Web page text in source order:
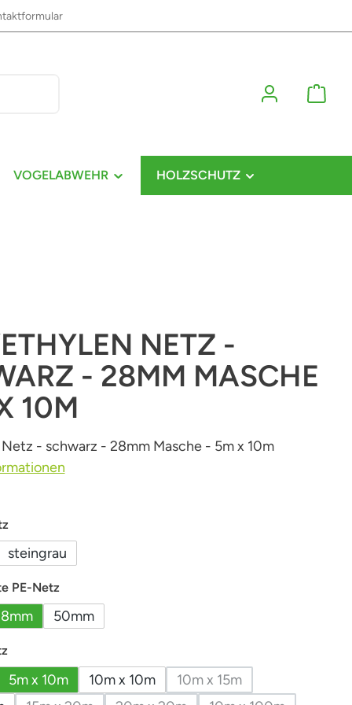
VOGELABWEHR HOLZSCHUTZ
NETZ -
- 28MM MASCHE
10M
- schwarz - 28mm Masche - 5m x 10m
auswählen
steingrau
PE-Netzauswählen
50mm
auswählen
5m x 10m 10m x 10m 10m x 15m
(Diese Option ist zurzeit